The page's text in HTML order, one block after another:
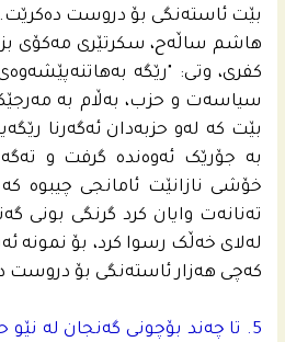
بێت ئاسته‌نگى بۆ دروست ده‌كرێت.
هاشم ساڵەح، سکرتێری مەکۆی
کفری، وتی: "رێگە
سیاسەت و حزب، بەڵام بە مەرجێک
بێت کە لەو حزبەدان ئەگەرنا
بە جۆرێک ئەوەندە گرفت و
خۆشی نازانێت ئامانجی چیبوە
تەنانەت وایان کرد گرنگی بونى
لەلای خەڵک رسوا کرد، بۆ نمونە
كه‌چى هەزار ئاستەنگی بۆ دروست
5. تا چه‌ند بۆچونى گه‌نجان له‌